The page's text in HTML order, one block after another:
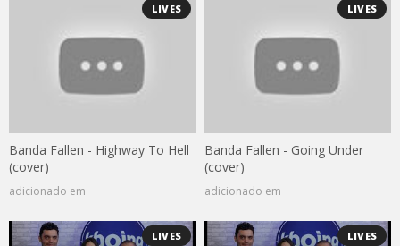
LIVES
Banda Fallen - Highway To Hell
(cover)
adicionado em
LIVES
Banda Fallen - Going Under
(cover)
adicionado em
LIVES LIVES